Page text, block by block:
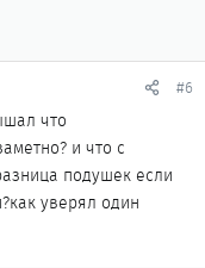
#6
что
и что с
подушек если
уверял один